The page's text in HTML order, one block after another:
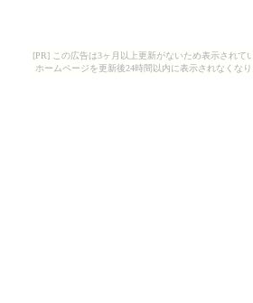
[PR] この広告は3ヶ月以上更新がないため表示されてい
ホームページを更新後24時間以内に表示されなくなり